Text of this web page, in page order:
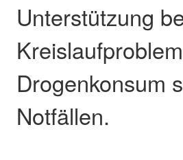
Unterstützung
Drogenkonsum
Notfällen.